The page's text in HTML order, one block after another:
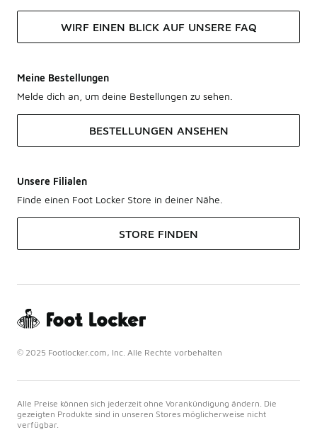
WIRF EINEN BLICK AUF UNSERE FAQ
Meine Bestellungen
Melde dich an, um deine Bestellungen zu sehen.
BESTELLUNGEN ANSEHEN
Unsere Filialen
Finde einen Foot Locker Store in deiner Nähe.
STORE FINDEN
© 2025 Footlocker.com, Inc. Alle Rechte vorbehalten
Alle Preise können sich jederzeit ohne Vorankündigung ändern. Die
gezeigten Produkte sind in unseren Stores möglicherweise nicht
verfügbar.